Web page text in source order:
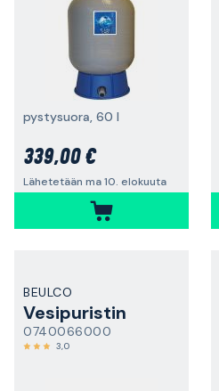
pystysuora, 60 l
339,00 €
Lähetetään ma 10. elokuuta
BEULCO
Vesipuristin
0740066000
3,0